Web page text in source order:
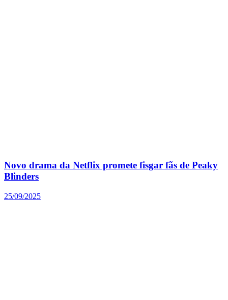
Novo drama da Netflix promete fisgar fãs de Peaky
Blinders
25/09/2025